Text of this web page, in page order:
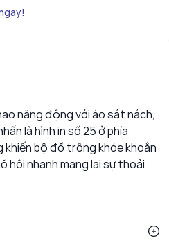
năng động với áo sát nách,
là hình in số 25 ở phía
bộ đồ trông khỏe khoắn
hôi nhanh mang lại sự thoải